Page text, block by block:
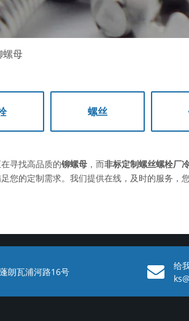
螺母
螺丝
寻找高品质的铆螺母 ，而非标定制螺丝螺栓厂
您的定制需求。我们提供在线，及时的服务，
朗瓦浦河路16号
给